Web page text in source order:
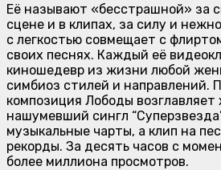
Её называют «бесстрашной» за
сцене и в клипах, за силу и
с легкостью совмещает с
своих песнях. Каждый её
киношедевр из жизни любой
симбиоз стилей и направлений.
композиция Лободы
нашумевший сингл
музыкальные чарты, а клип на
рекорды. За десять часов с
более миллиона просмотров.